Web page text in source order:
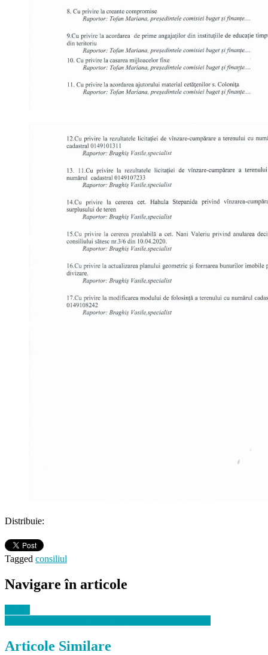
Distribuie:
Tagged consiliul
Navigare în articole
Articole Similare